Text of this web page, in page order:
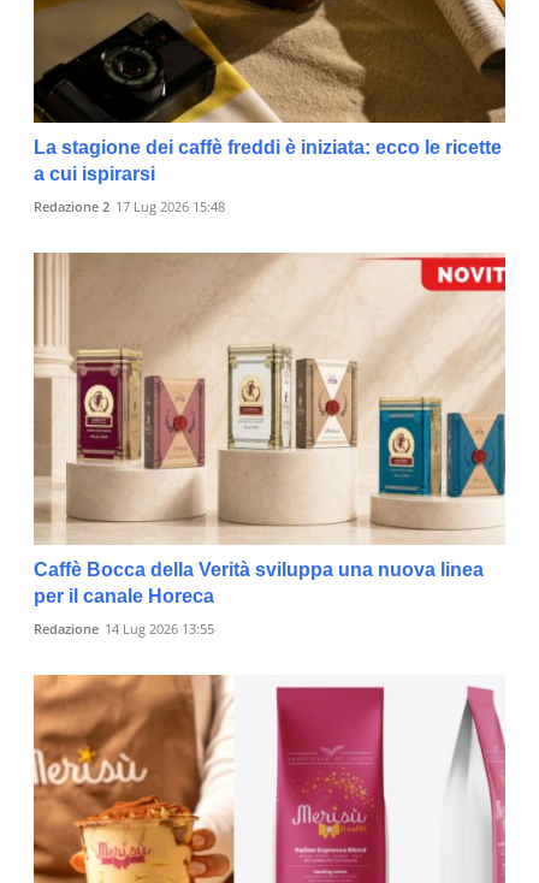
La stagione dei caffè freddi è iniziata: ecco le ricette
a cui ispirarsi
Redazione 2 17 Lug 2026 15:48
Caffè Bocca della Verità sviluppa una nuova linea
per il canale Horeca
Redazione 14 Lug 2026 13:55